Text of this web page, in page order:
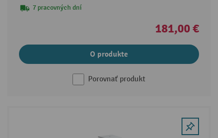
7 pracovných dní
181,00 €
O produkte
Porovnať produkt